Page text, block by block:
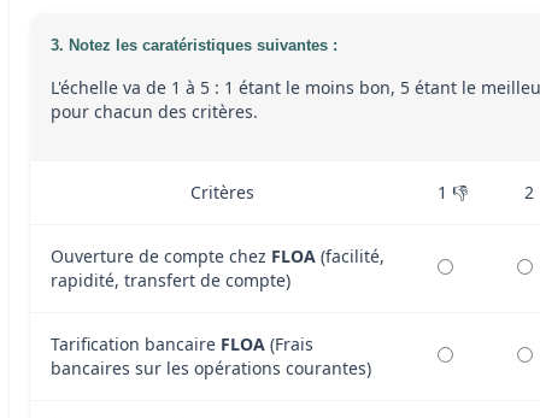
3. Notez les caratéristiques suivantes :
L'échelle va de 1 à 5 : 1 étant le moins bon, 5 étant le
pour chacun des critères.
Critères 1 👎 2
Ouverture de compte chez FLOA (facilité,
rapidité, transfert de compte)
Tarification bancaire FLOA (Frais
bancaires sur les opérations courantes)